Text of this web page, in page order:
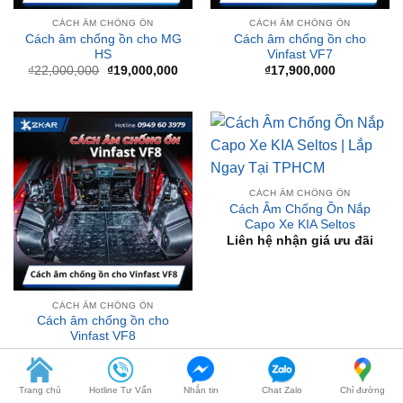
HS
22,000,000
Giá
gốc
là:
₫22,000,000.
₫19,000,000
hiện
tại
₫19,000,000.
Vinfast VF7
₫17,900,000
CÁCH ÂM CHỐNG ỒN
Cách âm chống ồn cho
Vinfast VF8
₫18,500,000
CÁCH ÂM CHỐNG ỒN
Cách Âm Chống Ồn Nắp
Capo Xe KIA Seltos
Liên hệ nhận giá ưu đãi
Trang chủ Hotline Tư Vấn Nhắn tin Chat Zalo Chỉ đường